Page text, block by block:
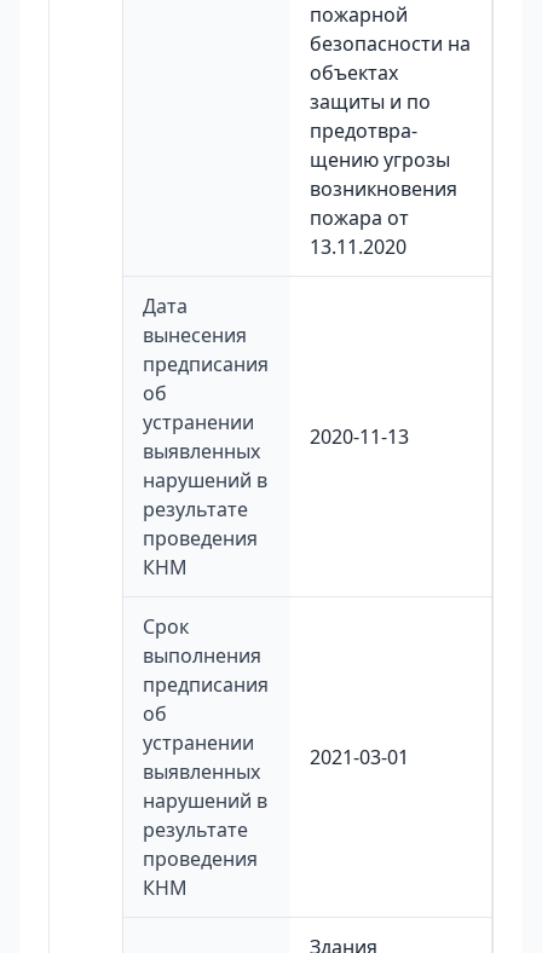
пожарной
безопасности на
объектах
защиты и по
предотвра-
щению угрозы
возникновения
пожара от
13.11.2020
Дата
вынесения
предписания
об
устранении
выявленных
нарушений в
результате
проведения
КНМ
2020-11-13
Срок
выполнения
предписания
об
устранении
выявленных
нарушений в
результате
проведения
КНМ
2021-03-01
Здания